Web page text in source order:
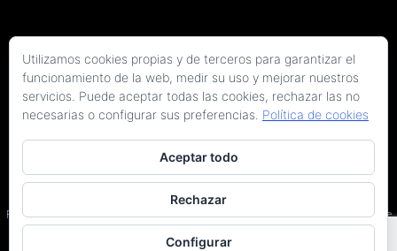
Copyright 2026 Kaitek Servicios Tecnicos para la Construcción S.L.P. | Todos los
derechos reservados
Programa Kit Digital cofinanciado por los fondos Next Generation (EU) del Plan de
Recuperación, Transformación y Resiliencia.
Política de privacidad
Utilizamos cookies propias y de terceros para garantizar el
funcionamiento de la web, medir su uso y mejorar nuestros
servicios. Puede aceptar todas las cookies, rechazar las no
necesarias o configurar sus preferencias. Política de cookies
Aceptar todo
Rechazar
Configurar